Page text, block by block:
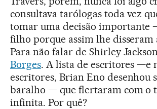
consultava tarólogas toda vez
tomar uma decisão importante
filho porque assim lhe disseram
Para não falar de Shirley
Borges. A lista de escritores —e
escritores, Brian Eno desenhou
baralho — que flertaram com o
infinita. Por quê?